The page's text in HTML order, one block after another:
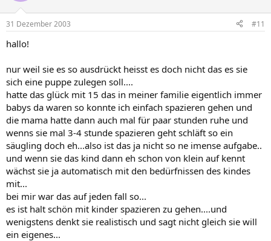
31 Dezember 2003 #11
hallo!
nur weil sie es so ausdrückt heisst es doch nicht das es sie
sich eine puppe zulegen soll....
hatte das glück mit 15 das in meiner familie eigentlich immer
babys da waren so konnte ich einfach spazieren gehen und
die mama hatte dann auch mal für paar stunden ruhe und
wenns sie mal 3-4 stunde spazieren geht schläft so ein
säugling doch eh...also ist das ja nicht so ne imense aufgabe..
und wenn sie das kind dann eh schon von klein auf kennt
wächst sie ja automatisch mit den bedürfnissen des kindes
mit...
bei mir war das auf jeden fall so...
es ist halt schön mit kinder spazieren zu gehen....und
wenigstens denkt sie realistisch und sagt nicht gleich sie will
ein eigenes...